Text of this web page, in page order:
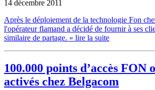
14 décembre 2011
Après le déploiement de la technologie Fon
l'opérateur flamand a décidé de fournir à ses
similaire de partage. » lire la suite
100.000 points d’accès FON
activés chez Belgacom